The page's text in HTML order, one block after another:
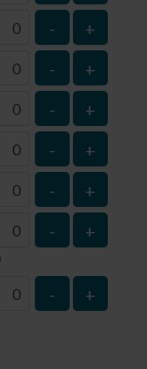
- +
- +
- +
- +
- +
- +
- +